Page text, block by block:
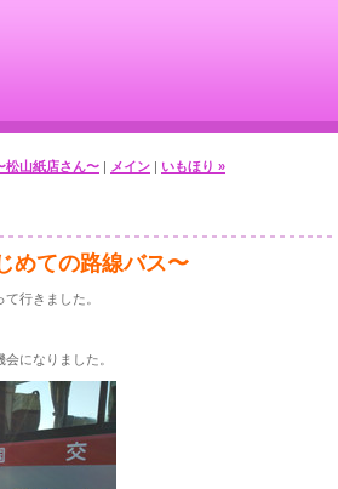
山紙店さん〜 | メイン | いもほり »
めての路線バス〜
行きました。
になりました。